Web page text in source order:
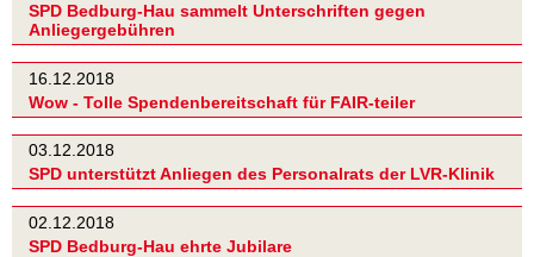
SPD Bedburg-Hau sammelt Unterschriften gegen
Anliegergebühren
16.12.2018
Wow - Tolle Spendenbereitschaft für FAIR-teiler
03.12.2018
SPD unterstützt Anliegen des Personalrats der LVR-Klinik
02.12.2018
SPD Bedburg-Hau ehrte Jubilare